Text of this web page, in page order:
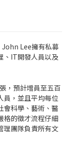
Lee擁有私募
、IT開發人員以及
，預計增員至五百
員，並且平均每位
會科學、藝術、醫
格的徵才流程仔細
理團隊負責所有文